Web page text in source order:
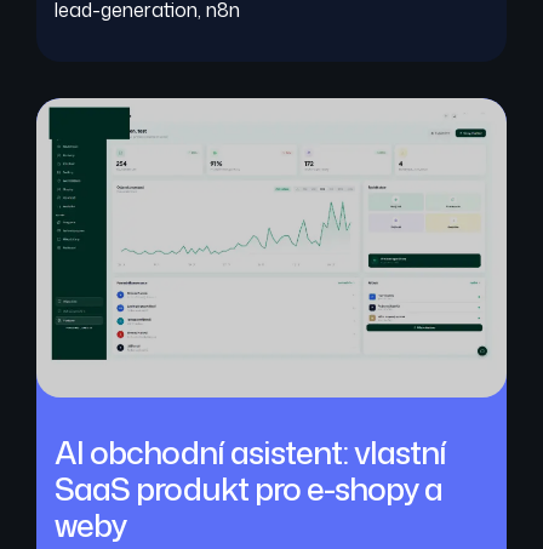
lead-generation, n8n
AI obchodní asistent: vlastní
SaaS produkt pro e-shopy a
weby